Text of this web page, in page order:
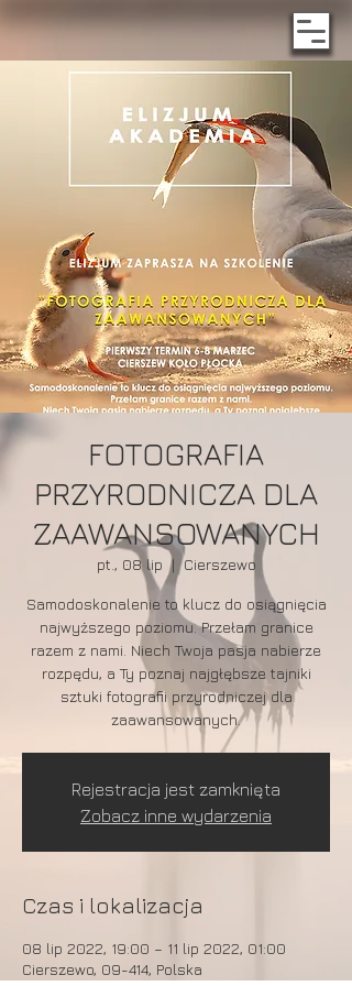
FOTOGRAFIA
PRZYRODNICZA DLA
ZAAWANSOWANYCH
pt., 08 lip
  |
Cierszewo
Samodoskonalenie to klucz do osiągnięcia
najwyższego poziomu. Przełam granice
razem z nami. Niech Twoja pasja nabierze
rozpędu, a Ty poznaj najgłębsze tajniki
sztuki fotografii przyrodniczej dla
zaawansowanych.
Rejestracja jest zamknięta
Zobacz inne wydarzenia
Czas i lokalizacja
08 lip 2022, 19:00 – 11 lip 2022, 01:00
Cierszewo, 09-414, Polska